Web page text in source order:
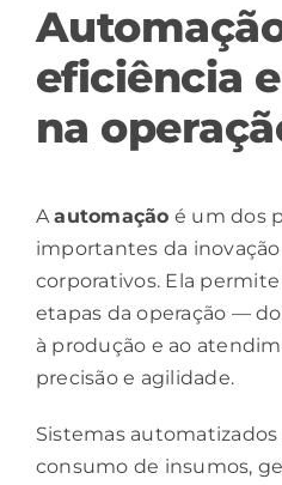
eficiência
na
Aautomação é um dos
importantes da
corporativos. Ela
etapas da operação —
à produção e ao
precisão e agilidade.
Sistemas
consumo de insumos,